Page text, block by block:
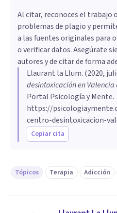
Al citar, reconoces el trabajo
problemas de plagio y
a las fuentes originales para
o verificar datos. Asegúrate
autores y de citar de forma
Llaurant la Llum. (2020,
desintoxicación en
Portal Psicología y Mente.
https://
centro-desintoxicacion-
Copiar cita
Tópicos Terapia Adicción